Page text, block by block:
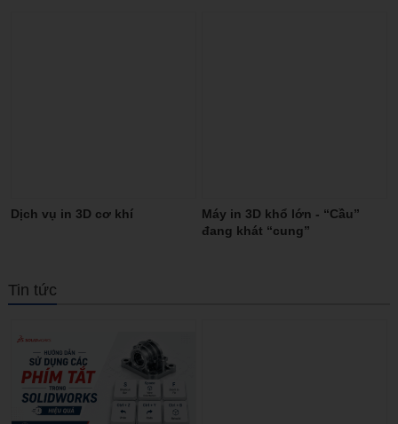
Dịch vụ in 3D cơ khí
Máy in 3D khổ lớn - “Cầu”
đang khát “cung”
Tin tức